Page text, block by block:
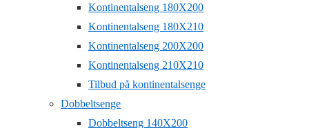
Kontinentalseng 180X200
Kontinentalseng 180X210
Kontinentalseng 200X200
Kontinentalseng 210X210
Tilbud på kontinentalsenge
Dobbeltsenge
Dobbeltseng 140X200